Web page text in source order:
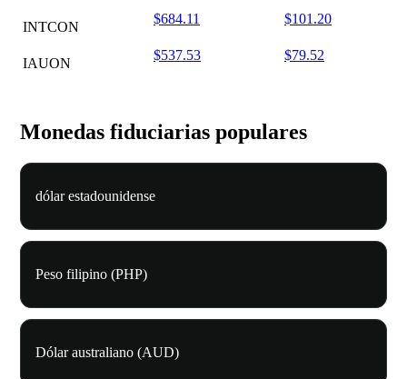
INTCON
$684.11 $101.20
IAUON
$537.53 $79.52
Monedas fiduciarias populares
dólar estadounidense
Peso filipino (PHP)
Dólar australiano (AUD)